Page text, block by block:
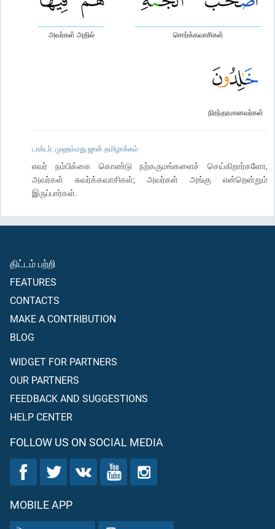
சொர்க்கவாசிகள்
அவர்கள் அதில்
நிரந்தரமானவர்கள்
டாக்டர். முஹம்மது ஜான் தமிழாக்கம்
எவர் நம்பிக்கை கொண்டு நற்கருமங்களைச் செய்கிறார்களோ,
அவர்கள் சுவர்க்கவாசிகள்; அவர்கள் அங்கு என்றென்றும்
இருப்பார்கள்.
திட்டம் பற்றி
FEATURES
CONTACTS
MAKE A CONTRIBUTION
BLOG
WIDGET FOR PARTNERS
OUR PARTNERS
FEEDBACK AND SUGGESTIONS
HELP CENTER
FOLLOW US ON SOCIAL MEDIA
MOBILE APP